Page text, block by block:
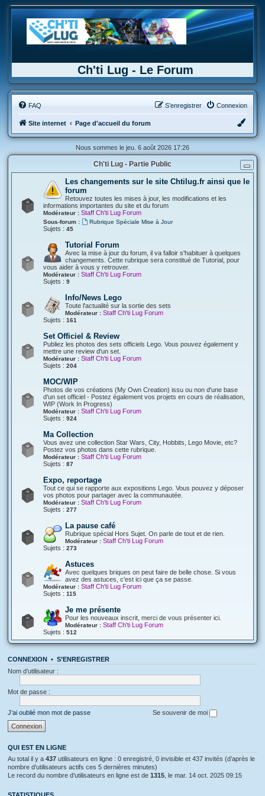
Ch'ti Lug - Le Forum
FAQ Connexion
S’enregistrer
Site internet Page d'accueil du forum
Nous sommes le jeu. 6 août 2026 17:26
Ch'ti Lug - Partie Public
Les changements sur le site Chtilug.fr ainsi que le
forum
Retouvez toutes les mises à jour, les modifications et les
informations importantes du site et du forum
Modérateur : Staff Ch'ti Lug Forum
Sous-forum : Rubrique Spéciale Mise à Jour
Sujets : 45
Tutorial Forum
Avec la mise à jour du forum, il va falloir s'habituer à quelques
changements. Cette rubrique sera constitué de Tutorial, pour
vous aider à vous y retrouver.
Modérateur : Staff Ch'ti Lug Forum
Sujets : 9
Info/News Lego
Toute l'actualité sur la sortie des sets
Modérateur : Staff Ch'ti Lug Forum
Sujets : 161
Set Officiel & Review
Publiez les photos des sets officiels Lego. Vous pouvez également y
mettre une review d'un set.
Modérateur : Staff Ch'ti Lug Forum
Sujets : 204
MOC/WIP
Photos de vos créations (My Own Creation) issu ou non d'une base
d'un set officiel - Postez également vos projets en cours de réalisation,
WIP (Work In Progress)
Modérateur : Staff Ch'ti Lug Forum
Sujets : 924
Ma Collection
Vous avez une collection Star Wars, City, Hobbits, Lego Movie, etc?
Postez vos photos dans cette rubrique.
Modérateur : Staff Ch'ti Lug Forum
Sujets : 87
Expo, reportage
Tout ce qui se rapporte aux expositions Lego. Vous pouvez y déposer
vos photos pour partager avec la communautée.
Modérateur : Staff Ch'ti Lug Forum
Sujets : 277
La pause café
Rubrique spécial Hors Sujet. On parle de tout et de rien.
Modérateur : Staff Ch'ti Lug Forum
Sujets : 273
Astuces
Avec quelques briques on peut faire de belle chose. Si vous
avez des astuces, c'est ici que ça se passe.
Modérateur : Staff Ch'ti Lug Forum
Sujets : 115
Je me présente
Pour les nouveaux inscrit, merci de vous présenter ici.
Modérateur : Staff Ch'ti Lug Forum
Sujets : 512
CONNEXION • S’ENREGISTRER
Nom d’utilisateur :
Mot de passe :
J’ai oublié mon mot de passe Se souvenir de moi
QUI EST EN LIGNE
Au total il y a 437 utilisateurs en ligne : 0 enregistré, 0 invisible et 437 invités (d’après le
nombre d’utilisateurs actifs ces 5 dernières minutes)
Le record du nombre d’utilisateurs en ligne est de 1315 , le mar. 14 oct. 2025 09:15